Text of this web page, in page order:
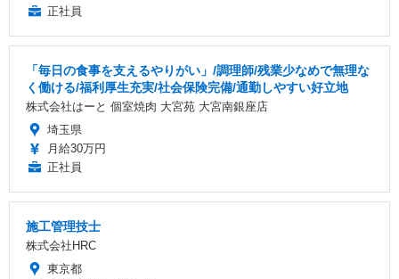
正社員
「毎日の食事を支えるやりがい」/調理師/残業少なめで無理な
く働ける/福利厚生充実/社会保険完備/通勤しやすい好立地
株式会社はーと 個室焼肉 大宮苑 大宮南銀座店
埼玉県
月給30万円
正社員
施工管理技士
株式会社HRC
東京都